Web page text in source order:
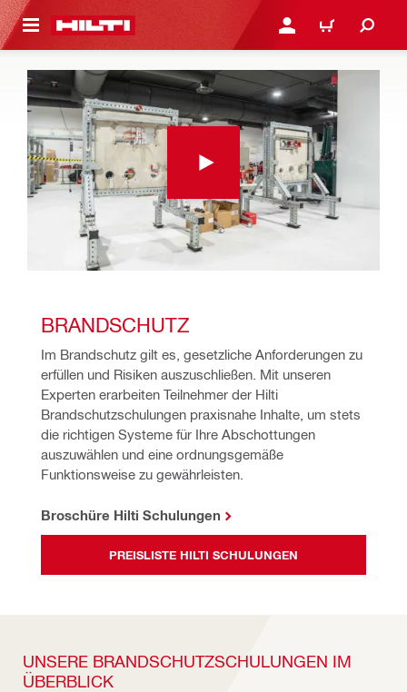
ANMELDEN ODER
WARENKORB
BRANDSCHUTZ
Im Brandschutz gilt es, gesetzliche Anforderungen zu
erfüllen und Risiken auszuschließen. Mit unseren
Experten erarbeiten Teilnehmer der Hilti
Brandschutzschulungen praxisnahe Inhalte, um stets
die richtigen Systeme für Ihre Abschottungen
auszuwählen und eine ordnungsgemäße
Funktionsweise zu gewährleisten.
Broschüre Hilti Schulungen
PREISLISTE HILTI SCHULUNGEN
UNSERE BRANDSCHUTZSCHULUNGEN IM
ÜBERBLICK